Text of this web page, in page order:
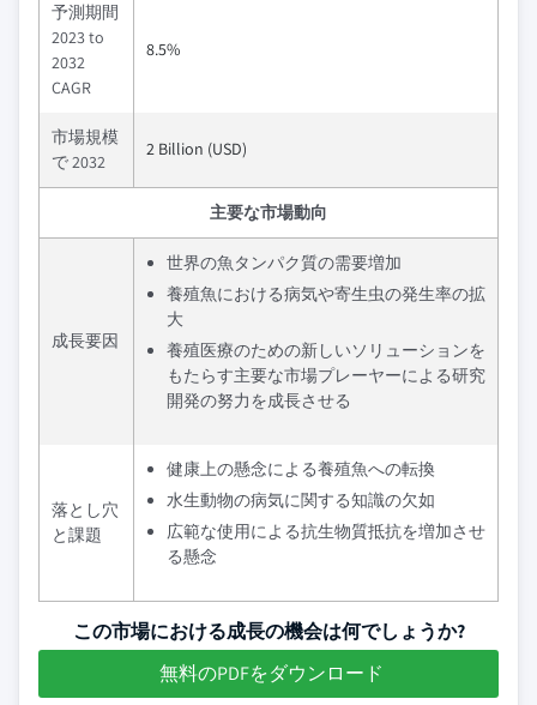
予測期間
2023 to
2032
CAGR
8.5%
市場規模
で 2032
2 Billion (USD)
主要な市場動向
成長要因
世界の魚タンパク質の需要増加
養殖魚における病気や寄生虫の発生率の拡
大
養殖医療のための新しいソリューションを
もたらす主要な市場プレーヤーによる研究
開発の努力を成長させる
落とし穴
と課題
健康上の懸念による養殖魚への転換
水生動物の病気に関する知識の欠如
広範な使用による抗生物質抵抗を増加させ
る懸念
この市場における成長の機会は何でしょうか?
無料のPDFをダウンロード